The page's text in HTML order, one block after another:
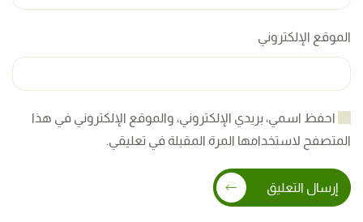
الموقع الإلكتروني
احفظ اسمي، بريدي الإلكتروني، والموقع الإلكتروني في هذا
المتصفح لاستخدامها المرة المقبلة في تعليقي.
إرسال التعليق